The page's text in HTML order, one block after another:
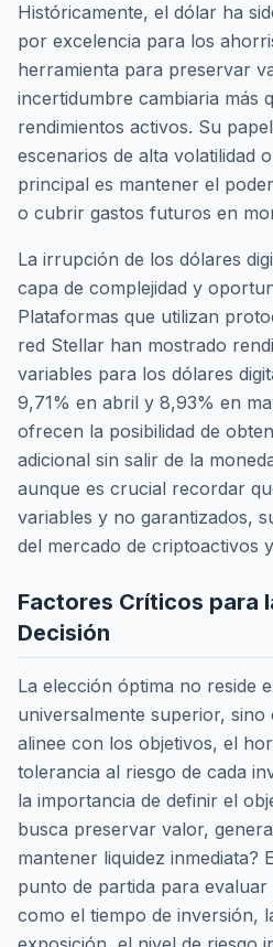
Históricamente, el dólar ha
por excelencia para los
herramienta para preservar
incertidumbre cambiaria más
rendimientos activos. Su
escenarios de alta volatilidad
principal es mantener el
o cubrir gastos futuros en
La irrupción de los dólares
capa de complejidad y
Plataformas que utilizan
red Stellar han mostrado
variables para los dólares
9,71% en abril y 8,93% en
ofrecen la posibilidad de
adicional sin salir de la
aunque es crucial recordar
variables y no garantizados,
del mercado de criptoactivos
Factores Críticos para
Decisión
La elección óptima no reside
universalmente superior, sino
alinee con los objetivos, el
tolerancia al riesgo de cada
la importancia de definir el
busca preservar valor,
mantener liquidez inmediata?
punto de partida para evaluar
como el tiempo de inversión,